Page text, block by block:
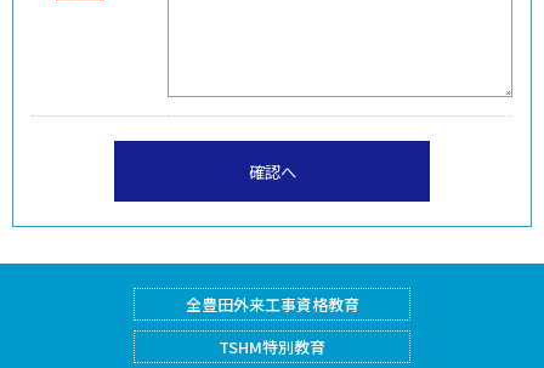
確認へ
全豊田外来工事資格教育
TSHM特別教育